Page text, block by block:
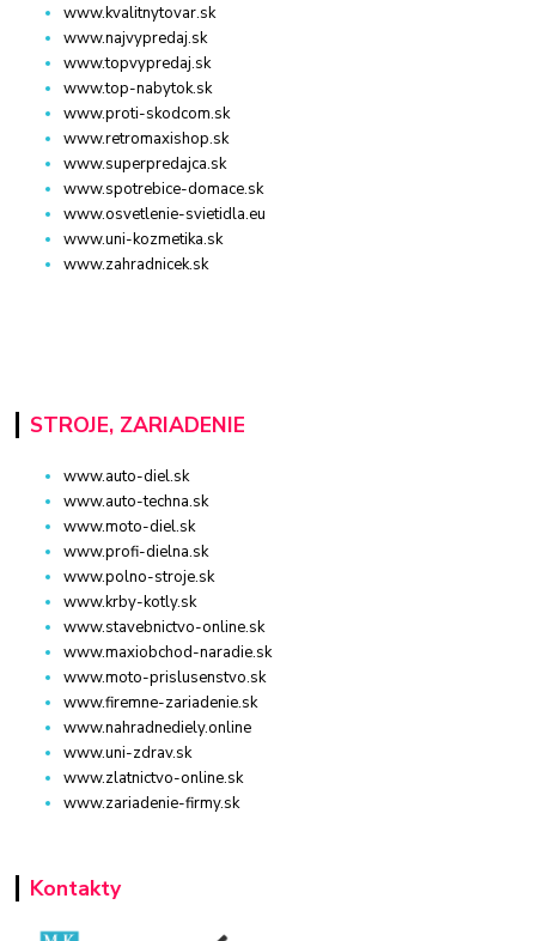
www.kvalitnytovar.sk
www.najvypredaj.sk
www.topvypredaj.sk
www.top-nabytok.sk
www.proti-skodcom.sk
www.retromaxishop.sk
www.superpredajca.sk
www.spotrebice-domace.sk
www.osvetlenie-svietidla.eu
www.uni-kozmetika.sk
www.zahradnicek.sk
STROJE, ZARIADENIE
www.auto-diel.sk
www.auto-techna.sk
www.moto-diel.sk
www.profi-dielna.sk
www.polno-stroje.sk
www.krby-kotly.sk
www.stavebnictvo-online.sk
www.maxiobchod-naradie.sk
www.moto-prislusenstvo.sk
www.firemne-zariadenie.sk
www.nahradnediely.online
www.uni-zdrav.sk
www.zlatnictvo-online.sk
www.zariadenie-firmy.sk
Kontakty